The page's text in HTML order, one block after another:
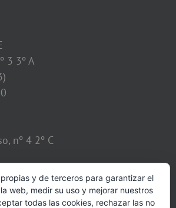
3 3º A
nº 4 2º C
y de terceros para garantizar el
web, medir su uso y mejorar nuestros
todas las cookies, rechazar las no